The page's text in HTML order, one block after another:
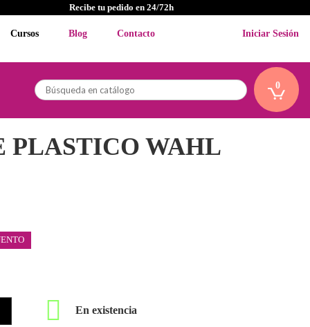
Recibe tu pedido en 24/72h
Cursos Blog Contacto Iniciar Sesión
0
PLASTICO WAHL
 En existencia